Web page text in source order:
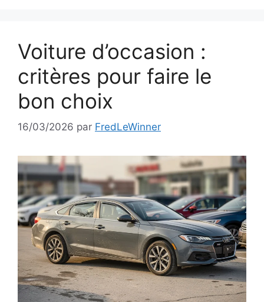
Voiture d’occasion :
critères pour faire le
bon choix
16/03/2026 par FredLeWinner